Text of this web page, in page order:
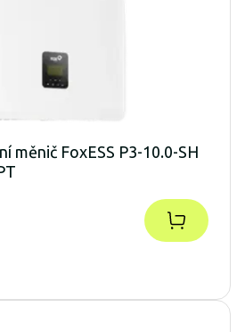
měnič FoxESS P3-10.0-SH